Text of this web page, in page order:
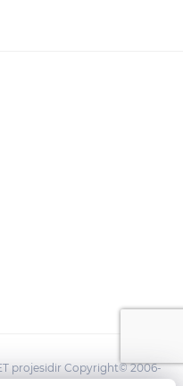
projesidir Copyright© 2006-